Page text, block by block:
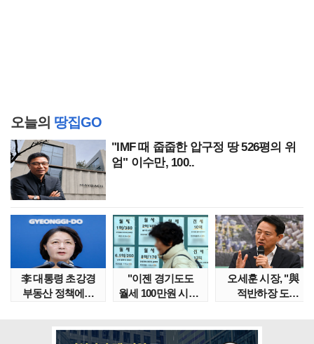
오늘의 땅집GO
"IMF 때 줍줍한 압구정 땅 526평의 위
엄" 이수만, 100..
李 대통령 초강경
부동산 정책에…
"이젠 경기도도
월세 100만원 시대"
오세훈 시장, "與
적반하장 도